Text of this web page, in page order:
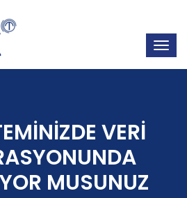
VERİ
MUSUNUZ